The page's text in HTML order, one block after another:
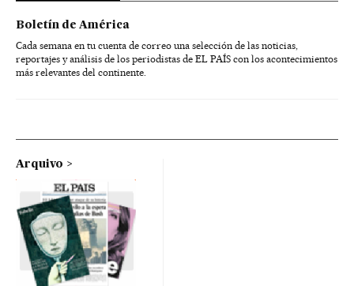
Boletín de América
Cada semana en tu cuenta de correo una selección de las noticias,
reportajes y análisis de los periodistas de EL PAÍS con los acontecimientos
más relevantes del continente.
Arquivo